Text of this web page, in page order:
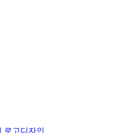
로고디자인